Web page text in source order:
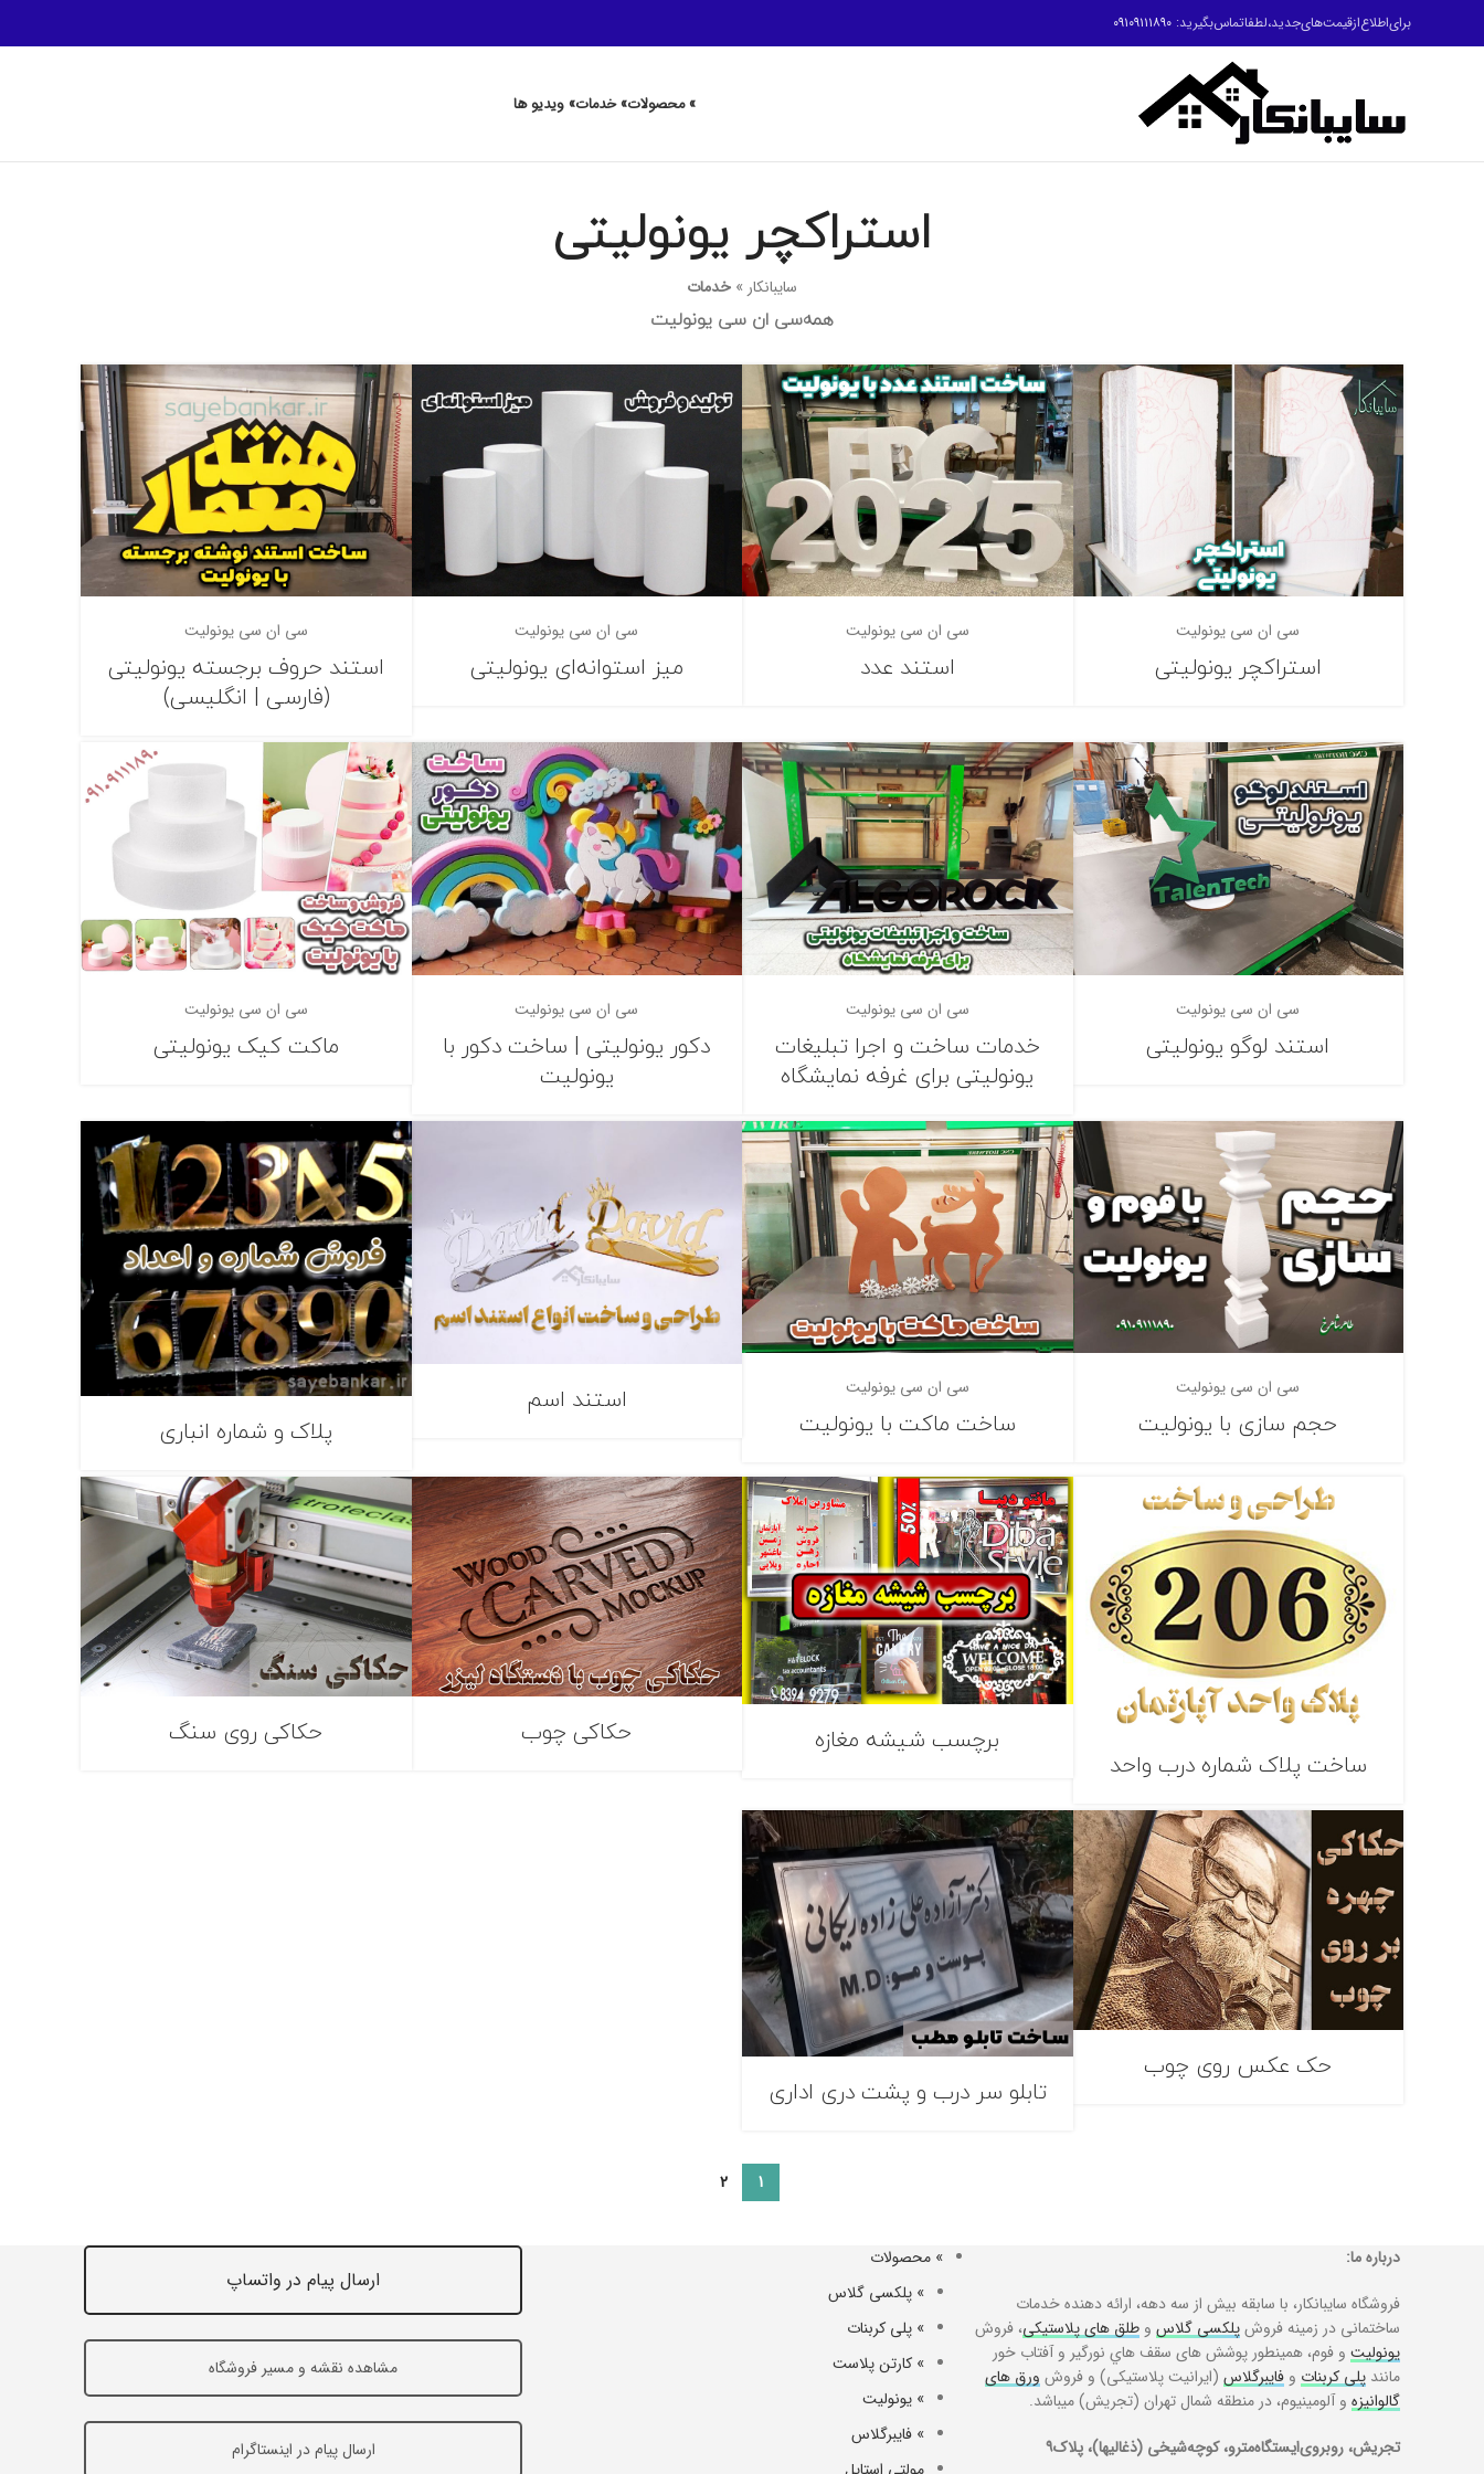
برای‌اطلاع‌ازقیمت‌های‌جدید،لطفاتماس‌بگیرید: ۰۹۱۰۹۱۱۱۸۹۰
» محصولات» خدمات» ویدیو ها
استراکچر یونولیتی
سایبانکار » خدمات
همهسی ان سی یونولیت
سی ان سی یونولیت
استراکچر یونولیتی
سی ان سی یونولیت
استند عدد
سی ان سی یونولیت
میز استوانه‌ای یونولیتی
سی ان سی یونولیت
استند حروف برجسته یونولیتی
(فارسی | انگلیسی)
سی ان سی یونولیت
استند لوگو یونولیتی
سی ان سی یونولیت
خدمات ساخت و اجرا تبلیغات
یونولیتی برای غرفه نمایشگاه
سی ان سی یونولیت
دکور یونولیتی | ساخت دکور با
یونولیت
سی ان سی یونولیت
ماکت کیک یونولیتی
سی ان سی یونولیت
حجم سازی با یونولیت
سی ان سی یونولیت
ساخت ماکت با یونولیت
استند اسم
پلاک و شماره انباری
ساخت پلاک شماره درب واحد
برچسب شیشه مغازه حکاکی چوب حکاکی روی سنگ
حک عکس روی چوب
تابلو سر درب و پشت دری اداری
1
2
درباره ما:
فروشگاه سايبانکار، با سابقه بيش از سه دهه، ارائه دهنده خدمات
ساختمانی در زمينه فروشپلکسی گلاس و طلق های پلاستیکی، فروش
يونوليت و فوم، همينطور پوشش های سقف هاي نورگير و آفتاب خور
مانند پلی کربنات و فايبرگلاس (ايرانيت پلاستيکی) و فروش ورق های
گالوانيزه و آلومینیوم، در منطقه شمال تهران (تجريش) ميباشد.
تجریش، روبروی‌ایستگاه‌مترو، کوچه‌شیخی (ذغالیها)، پلاک٩
» محصولات
» پلکسی گلاس
» پلی کربنات
» کارتن پلاست
» یونولیت
» فایبرگلاس
ارسال پیام در واتساپ
مشاهده نقشه و مسیر فروشگاه
ارسال پیام در اینستاگرام